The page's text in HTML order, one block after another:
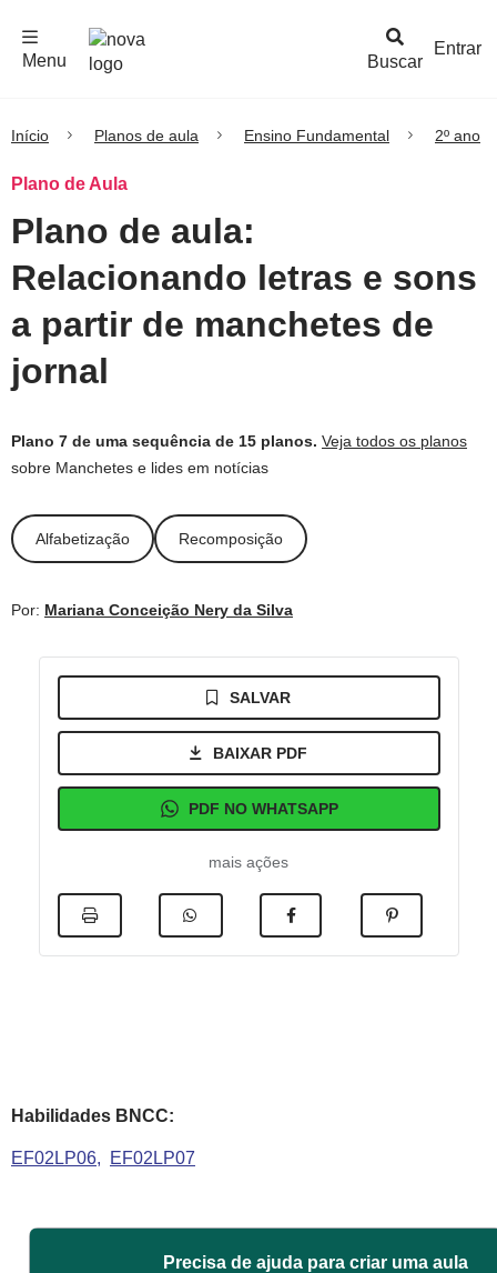
Buscar
Menu
Entrar
Início Planos de aula Ensino Fundamental 2º ano
Plano de Aula
Plano de aula:
Relacionando letras e sons
a partir de manchetes de
jornal
Plano 7 de uma sequência de 15 planos. Veja todos os planos
sobre Manchetes e lides em notícias
Alfabetização Recomposição
Por: Mariana Conceição Nery da Silva
SALVAR
BAIXAR PDF
PDF NO WHATSAPP
mais ações
Habilidades BNCC:
EF02LP06 EF02LP07
Precisa de ajuda para criar uma aula